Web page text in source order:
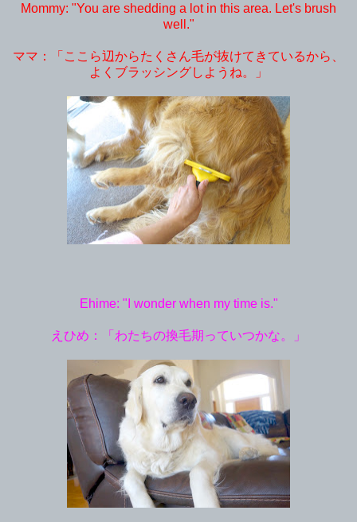
Mommy: "You are shedding a lot in this area. Let's brush
well."
ママ：「ここら辺からたくさん毛が抜けてきているから、
よくブラッシングしようね。」
Ehime: "I wonder when my time is."
えひめ：「わたちの換毛期っていつかな。」